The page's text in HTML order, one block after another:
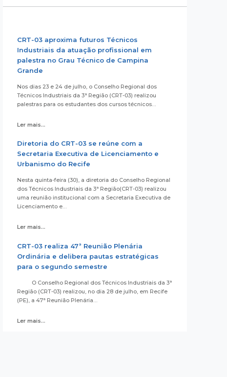
CRT-03 aproxima futuros Técnicos
Industriais da atuação profissional em
palestra no Grau Técnico de Campina
Grande
Nos dias 23 e 24 de julho, o Conselho Regional dos
Técnicos Industriais da 3ª Região (CRT-03) realizou
palestras para os estudantes dos cursos técnicos…
Ler mais...
Diretoria do CRT-03 se reúne com a
Secretaria Executiva de Licenciamento e
Urbanismo do Recife
Nesta quinta-feira (30), a diretoria do Conselho Regional
dos Técnicos Industriais da 3ª Região(CRT-03) realizou
uma reunião institucional com a Secretaria Executiva de
Licenciamento e…
Ler mais...
CRT-03 realiza 47ª Reunião Plenária
Ordinária e delibera pautas estratégicas
para o segundo semestre
O Conselho Regional dos Técnicos Industriais da 3ª
Região (CRT-03) realizou, no dia 28 de julho, em Recife
(PE), a 47ª Reunião Plenária…
Ler mais...